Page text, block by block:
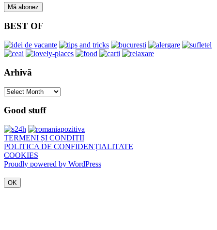
BEST OF
Arhivă
Arhivă
Good stuff
TERMENI ȘI CONDIȚII
POLITICA DE CONFIDENȚIALITATE
COOKIES
Proudly powered by WordPress
OK